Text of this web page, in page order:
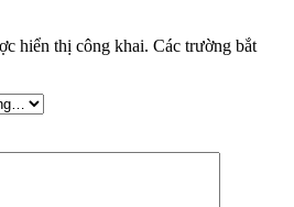
hiển thị công khai. Các trường bắt